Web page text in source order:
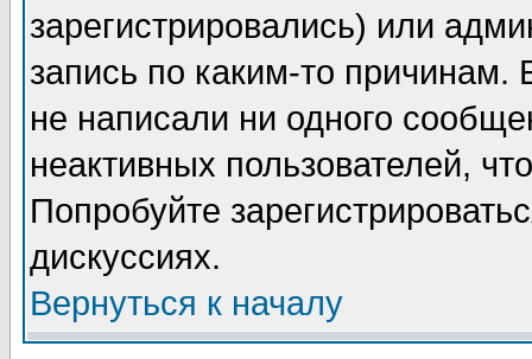
зарегистрировались) или
запись по каким-то
не написали ни одного
неактивных пользователей,
Попробуйте
дискуссиях.
Вернуться к началу